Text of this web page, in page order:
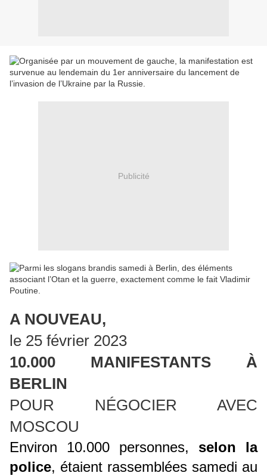
Publicité
A NOUVEAU,
le 25 février 2023
10.000 MANIFESTANTS À
BERLIN
POUR NÉGOCIER AVEC
MOSCOU
Environ 10.000 personnes, selon la
police, étaient rassemblées samedi au